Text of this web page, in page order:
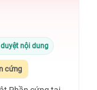
hình ảnh và trải
máy, người
chụp bị nhiễu,
tự thoát, hoặc
camera. Những
mềm, linh kiện
nội dung
cứng